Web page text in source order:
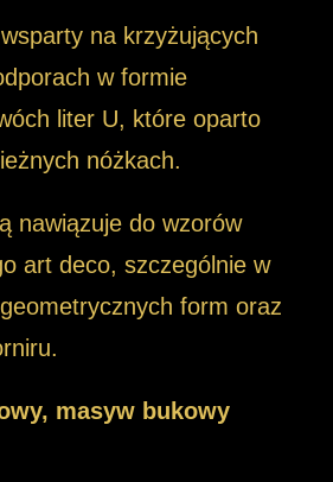
na krzyżujących
w formie
liter U, które oparto
nóżkach.
nawiązuje do wzorów
art deco, szczególnie w
form oraz
masyw bukowy